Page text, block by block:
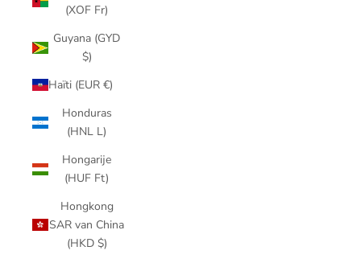
(XOF Fr)
Guyana (GYD
$)
Haïti (EUR €)
Honduras
(HNL L)
Hongarije
(HUF Ft)
Hongkong
SAR van China
(HKD $)